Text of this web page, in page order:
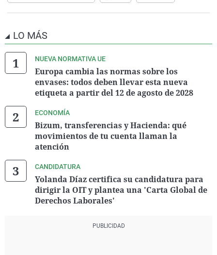
LO MÁS
NUEVA NORMATIVA UE
Europa cambia las normas sobre los
envases: todos deben llevar esta nueva
etiqueta a partir del 12 de agosto de 2028
ECONOMÍA
Bizum, transferencias y Hacienda: qué
movimientos de tu cuenta llaman la
atención
CANDIDATURA
Yolanda Díaz certifica su candidatura para
dirigir la OIT y plantea una 'Carta Global de
Derechos Laborales'